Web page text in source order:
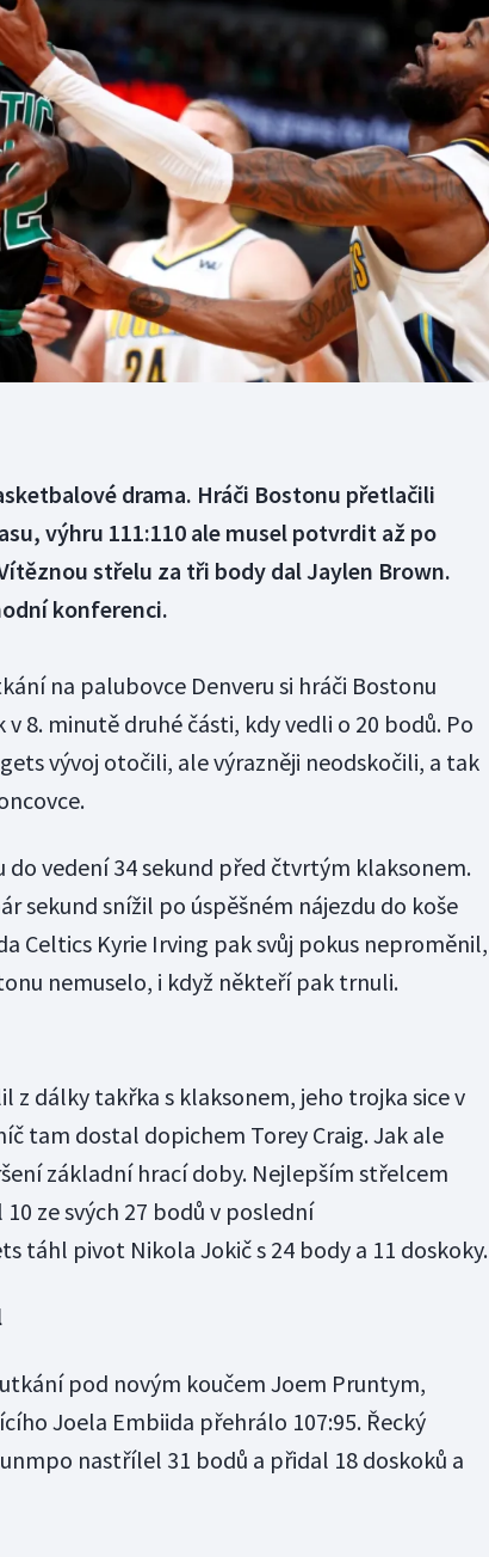
Moderní pětiboj
Motorsport
Olympijské hry
Parasport
Plavání
Plážový volejbal
Veslování
Vodní slalom
Volejbal
Ostatní
drama. Hráči Bostonu přetlačili
výhru 111:110 ale musel potvrdit až po
střelu za tři body dal Jaylen Brown.
konferenci.
na palubovce Denveru si hráči Bostonu
8. minutě druhé části, kdy vedli o 20 bodů. Po
vývoj otočili, ale výrazněji neodskočili, a tak
vedení 34 sekund před čtvrtým klaksonem.
sekund snížil po úspěšném nájezdu do koše
Celtics Kyrie Irving pak svůj pokus neproměnil,
nemuselo, i když někteří pak trnuli.
z dálky takřka s klaksonem, jeho trojka sice v
tam dostal dopichem Torey Craig. Jak ale
základní hrací doby. Nejlepším střelcem
ze svých 27 bodů v poslední
táhl pivot Nikola Jokič s 24 body a 11 doskoky.
pod novým koučem Joem Pruntym,
Joela Embiida přehrálo 107:95. Řecký
nastřílel 31 bodů a přidal 18 doskoků a